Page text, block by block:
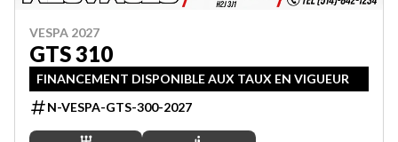
VESPA 2027
GTS 310
FINANCEMENT DISPONIBLE AUX TAUX EN VIGUEUR
N-VESPA-GTS-300-2027